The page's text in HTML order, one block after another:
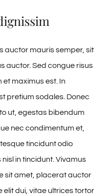
auctor mauris semper, sit
auctor. Sed congue risus
et maximus est. In
pretium sodales. Donec
ut, egestas bibendum
nec condimentum et,
tincidunt odio
in tincidunt. Vivamus
sit amet, placerat auctor
elit dui, vitae ultrices tortor